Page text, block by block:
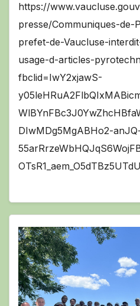
https://
presse/Communiques-de-
prefet-de-Vaucluse-
usage-d-articles-
fbclid=IwY2xjawS-
DIwMDg5MgABHo2-